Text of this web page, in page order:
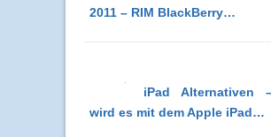
2011 – RIM BlackBerry…
iPad Alternativen
wird es mit dem Apple iPad…